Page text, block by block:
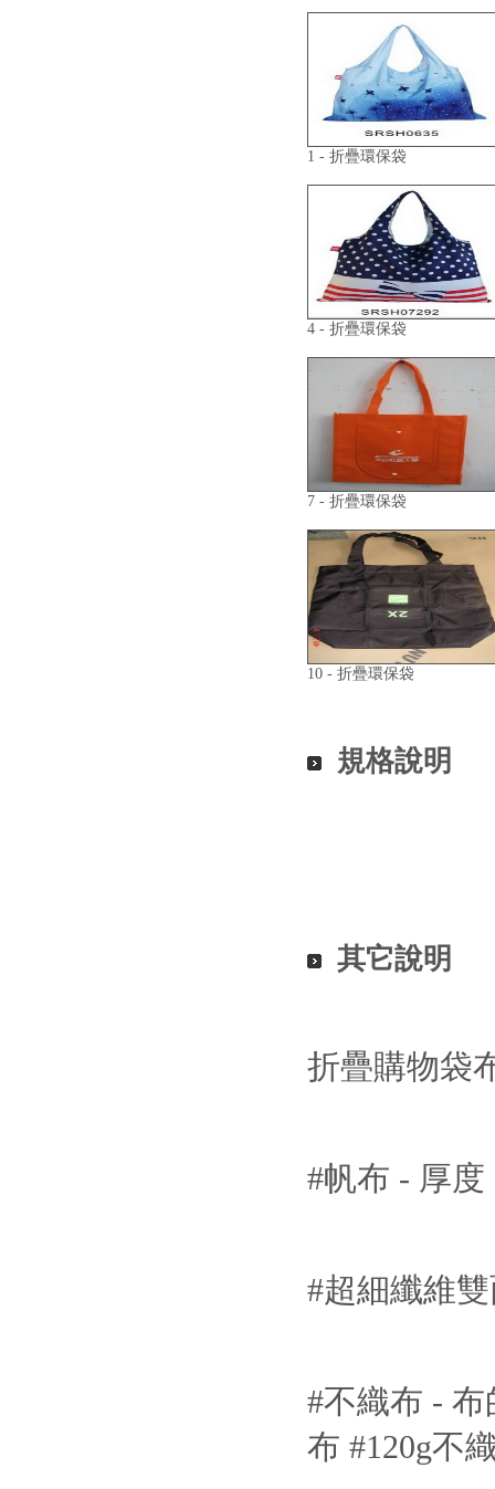
1 - 折疊環保袋
4 - 折疊環保袋
7 - 折疊環保袋
10 - 折疊環保袋
規格說明
其它說明
折疊購物袋
#帆布 - 厚度
#超細纖維
#不織布 - 布
布 #120g不